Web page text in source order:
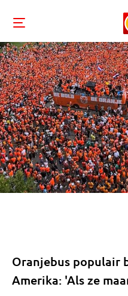
Oranjebus populair
Amerika: 'Als ze